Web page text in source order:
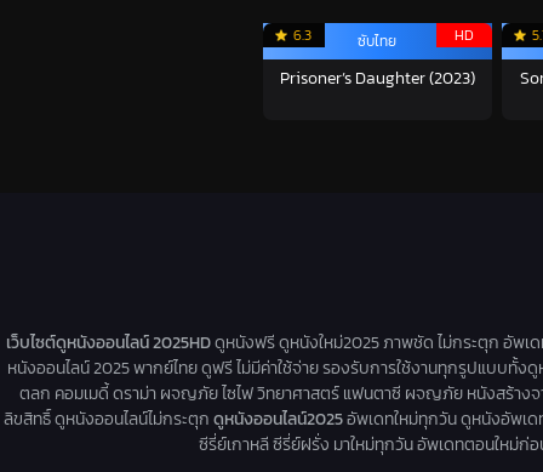
6.3 HD
ซับไทย
Prisoner’s Daughter (2023)
เว็บไซต์ดูหนังออนไลน์ 2025HDดูหนังฟรี ดูหนังใหม่2025 ภาพชัด ไม่กระตุก อัพเ
หนังออนไลน์ 2025 พากย์ไทย ดูฟรี ไม่มีค่าใช้จ่าย รองรับการใช้งานทุกรูปแบบทั้
ตลก คอมเมดี้ ดราม่า ผจญภัย ไซไฟ วิทยาศาสตร์ แฟนตาซี ผจญภัย หนังสร้างจ
ลิขสิทธิ์ ดูหนังออนไลน์ไม่กระตุกดูหนังออนไลน์2025อัพเดทใหม่ทุกวัน ดูหนังอัพเด
ซีรี่ย์เกาหลี ซีรี่ย์ฝรั่ง มาใหม่ทุกวัน อัพเดทตอนใหม่ก่